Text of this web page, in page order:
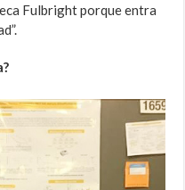
Fulbright porque entra